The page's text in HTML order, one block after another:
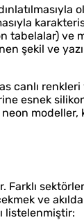
tabelalar) ve
şekil ve
canlı
esnek
modeller,
Farklı
ve
listelenmiştir: